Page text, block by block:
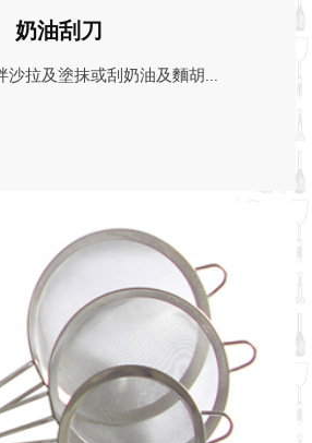
奶油刮刀
沙拉及塗抹或刮奶油及麵胡...